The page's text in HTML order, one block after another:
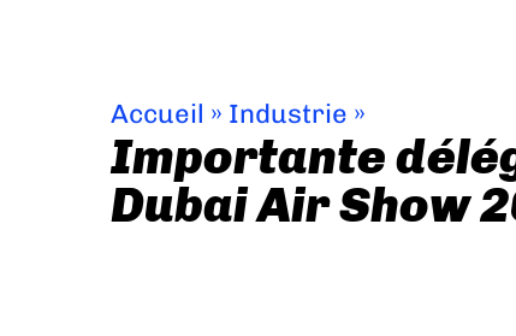
Accueil » Industrie »
Importante
Dubai Air Show